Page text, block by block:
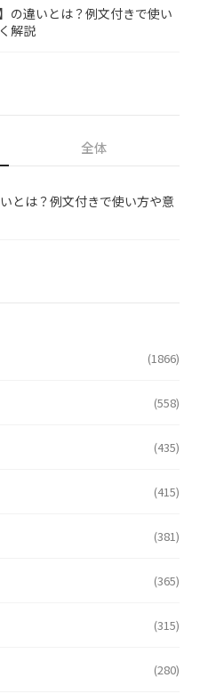
の違いとは？例文付きで使い
解説
全体
とは？例文付きで使い方や意
(1866)
(558)
(435)
(415)
(381)
(365)
(315)
(280)